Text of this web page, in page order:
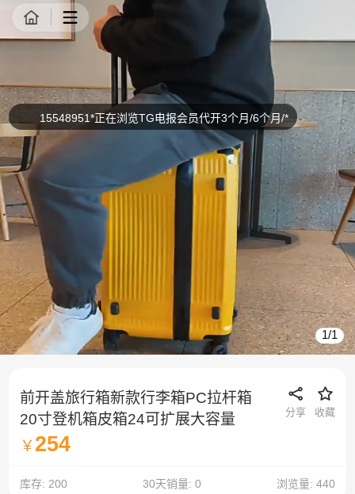
15548951*正在浏览TG电报会员代开3个月/6个月/*
1/1
前开盖旅行箱新款行李箱PC拉杆箱
20寸登机箱皮箱24可扩展大容量
分享 收藏
￥ 254
库存: 200 30天销量: 0 浏览量: 440